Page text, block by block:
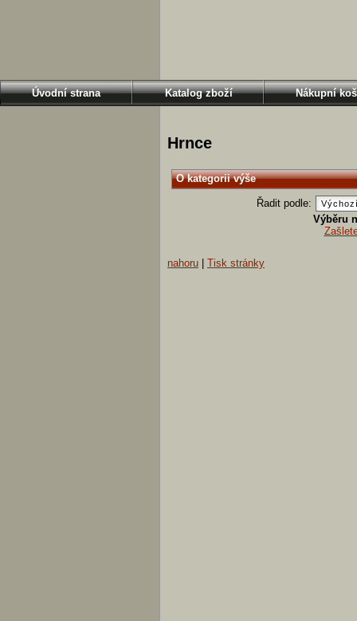
Úvodní strana Katalog zboží Nákupní
Hrnce
O kategorii výše
Řadit podle:
Výběru
nahoru Tisk stránky